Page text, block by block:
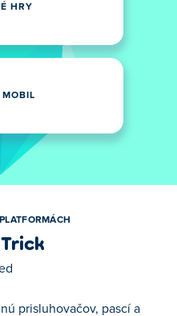
HRY
MOBIL
prisluhovačov, pascí a